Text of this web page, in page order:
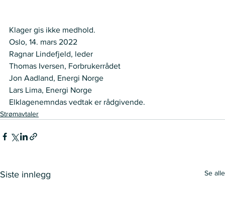
Klager gis ikke medhold.
Oslo, 14. mars 2022
Ragnar Lindefjeld, leder
Thomas Iversen, Forbrukerrådet
Jon Aadland, Energi Norge
Lars Lima, Energi Norge
Elklagenemndas vedtak er rådgivende.
Strømavtaler
Siste innlegg Se alle